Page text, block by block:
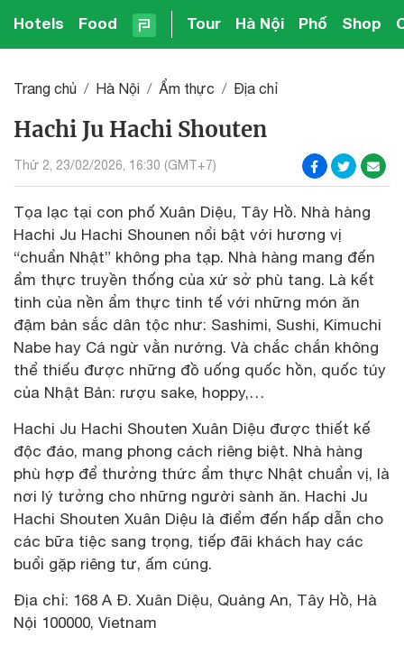
Hotels Food Tour Hà Nội Phố Shop
Trang chủ Hà Nội Ẩm thực Địa chỉ
Hachi Ju Hachi Shouten
Thứ 2, 23/02/2026, 16:30 (GMT+7)
Tọa lạc tại con phố Xuân Diệu, Tây Hồ. Nhà hàng
Hachi Ju Hachi Shounen nổi bật với hương vị
“chuẩn Nhật” không pha tạp. Nhà hàng mang đến
ẩm thực truyền thống của xứ sở phù tang. Là kết
tinh của nền ẩm thực tinh tế với những món ăn
đậm bản sắc dân tộc như: Sashimi, Sushi, Kimuchi
Nabe hay Cá ngừ vằn nướng. Và chắc chắn không
thể thiếu được những đồ uống quốc hồn, quốc túy
của Nhật Bản: rượu sake, hoppy,…
Hachi Ju Hachi Shouten Xuân Diệu được thiết kế
độc đáo, mang phong cách riêng biệt. Nhà hàng
phù hợp để thưởng thức ẩm thực Nhật chuẩn vị, là
nơi lý tưởng cho những người sành ăn. Hachi Ju
Hachi Shouten Xuân Diệu là điểm đến hấp dẫn cho
các bữa tiệc sang trọng, tiếp đãi khách hay các
buổi gặp riêng tư, ấm cúng.
Địa chỉ: 168 A Đ. Xuân Diệu, Quảng An, Tây Hồ, Hà
Nội 100000, Vietnam